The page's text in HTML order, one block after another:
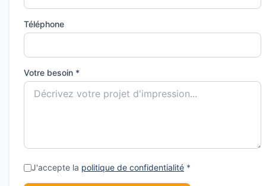
Téléphone
Votre besoin *
J'accepte la politique de confidentialité *